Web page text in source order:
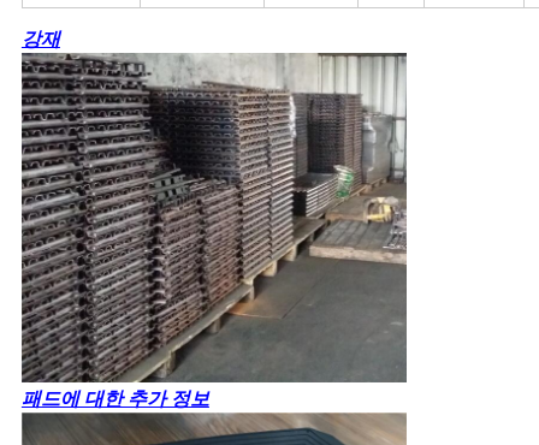
강재
패드에 대한 추가 정보